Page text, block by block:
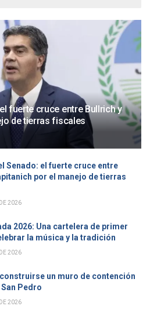
fuerte cruce entre Bullrich y
de tierras fiscales
Senado: el fuerte cruce entre
por el manejo de tierras
2026
2026: Una cartelera de primer
la música y la tradición
2026
un muro de contención
Pedro
2026